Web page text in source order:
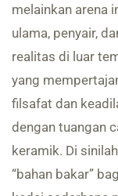
melainkan arena
ulama, penyair,
realitas di luar
yang
filsafat dan
dengan tuangan
keramik. Di
“bahan bakar”